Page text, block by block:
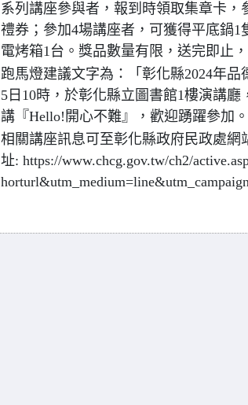
系列講座參與者，報到時領取集章卡，
禮券；參加4場講座者，可獲得平底鍋
電烤箱1台。獎品數量有限，送完即止
跑馬燈建議文字為：「彰化縣2024年
5日10時，於彰化縣立圖書館1樓演講
講『Hello!開心不難』，歡迎踴躍參加。
相關講座訊息可至彰化縣政府民政處網
址: https://www.chcg.gov.tw/ch2/